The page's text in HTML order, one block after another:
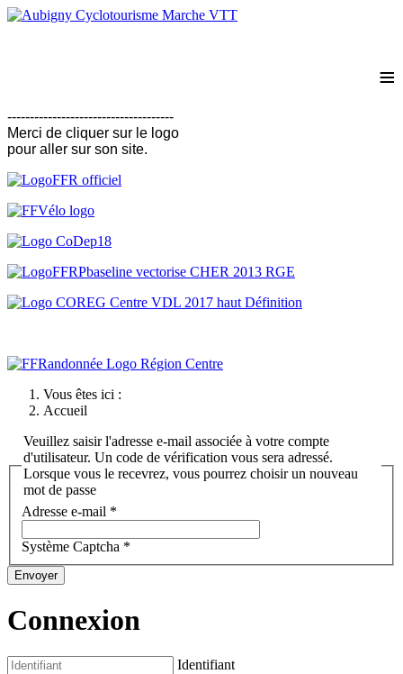
≡
-------------------------------------
Merci de cliquer sur le logo
pour aller sur son site.
Vous êtes ici :
Accueil
Veuillez saisir l'adresse e-mail associée à votre compte
d'utilisateur. Un code de vérification vous sera adressé.
Lorsque vous le recevrez, vous pourrez choisir un nouveau
mot de passe
Adresse e-mail *
Système Captcha *
Envoyer
Connexion
Identifiant